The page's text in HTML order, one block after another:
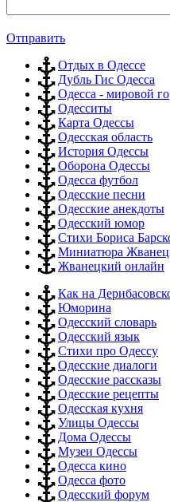
Отправить
Отдых в Одессе
Дубль Гис Одесса
Одесса - мировой
Одесситы
Карта Одессы
Одесская область
История Одессы
Оборона Одессы
Одесса футбол
Одесские песни
Одесские анекдоты
Одесский юмор
Стихи Бориса
Миниатюра
Жванецкий онлайн
Как на
Юморина
Одесский словарь
Одесский язык
Стихи про Одессу
Одесские диалоги
Одесские рассказы
Одесские рецепты
Одесская кухня
Улицы Одессы
Дома Одессы
Музеи Одессы
Одесса кино
Одесса фото
Одесский форум